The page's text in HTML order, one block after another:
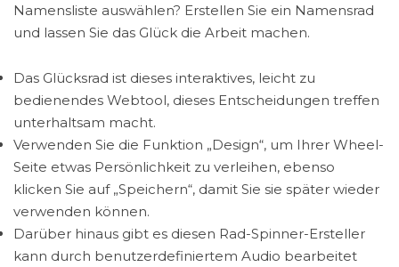
Namensliste auswählen? Erstellen Sie ein Namensrad
und lassen Sie das Glück die Arbeit machen.
Das Glücksrad ist dieses interaktives, leicht zu
bedienendes Webtool, dieses Entscheidungen treffen
unterhaltsam macht.
Verwenden Sie die Funktion „Design“, um Ihrer Wheel-
Seite etwas Persönlichkeit zu verleihen, ebenso
klicken Sie auf „Speichern“, damit Sie sie später wieder
verwenden können.
Darüber hinaus gibt es diesen Rad-Spinner-Ersteller
kann durch benutzerdefiniertem Audio bearbeitet